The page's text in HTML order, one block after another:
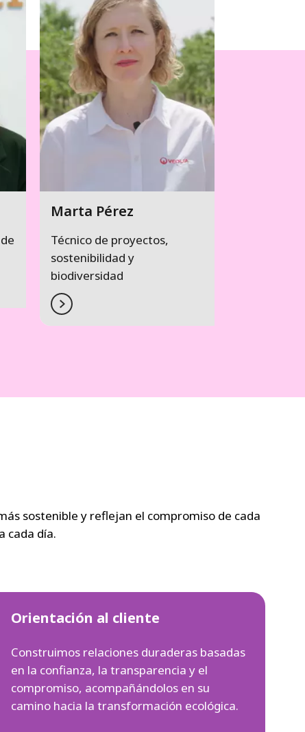
Marta Pérez
Técnico de proyectos,
sostenibilidad y
biodiversidad
sostenible y reflejan el compromiso de cada
cada día.
Orientación al cliente
Construimos relaciones duraderas basadas
en la confianza, la transparencia y el
compromiso, acompañándolos en su
camino hacia la transformación ecológica.